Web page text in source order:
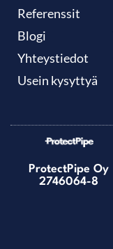
Referenssit
Blogi
Yhteystiedot
Usein kysyttyä
ProtectPipe Oy
2746064-8